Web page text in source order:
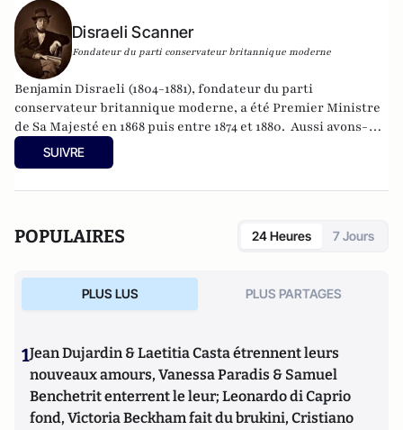
Disraeli Scanner
Fondateur du parti conservateur britannique moderne
Benjamin Disraeli (1804-1881), fondateur du parti
conservateur britannique moderne, a été Premier Ministre
de Sa Majesté en 1868 puis entre 1874 et 1880. Aussi avons-
nous été quelque peu surpris de recevoir, depuis quelques
semaines, des "lettres de Londres" signées par un
moment où se dessine, en France et dans le monde, un
"libéraux". Peut être suivi aussi sur
SUIVRE
POPULAIRES 24 Heures 7 Jours
PLUS LUS PLUS PARTAGES
1Jean Dujardin & Laetitia Casta étrennent leurs
nouveaux amours, Vanessa Paradis & Samuel
Benchetrit enterrent le leur; Leonardo di Caprio
fond, Victoria Beckham fait du brukini, Cristiano